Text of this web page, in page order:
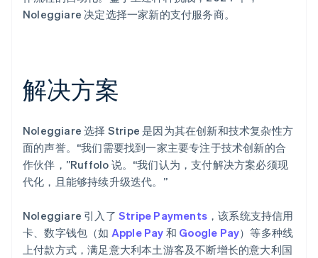
Noleggiare 决定选择一家新的支付服务商。
解决方案
Noleggiare 选择 Stripe 是因为其在创新和技术复杂性方
面的声誉。“我们需要找到一家主要专注于技术创新的合
作伙伴，”Ruffolo 说。“我们认为，支付解决方案必须现
代化，且能够持续升级迭代。”
Noleggiare 引入了 Stripe Payments ，该系统支持信用
卡、数字钱包（如 Apple Pay 和 Google Pay）等多种线
上付款方式，满足意大利本土游客及不断增长的意大利国